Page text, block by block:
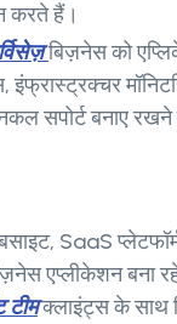
करते हैं।
बिज़नेस को
इंफ्रास्ट्रक्चर
सपोर्ट बनाए
SaaS
एप्लीकेशन बना रहे
क्लाइंट्स के साथ